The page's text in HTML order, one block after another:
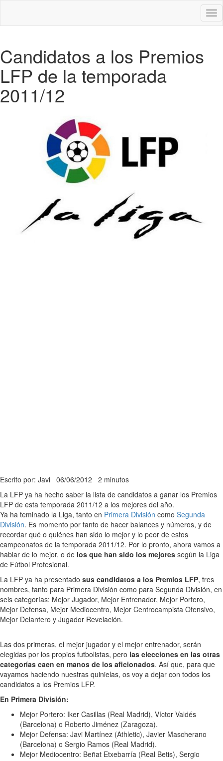
Candidatos a los Premios
LFP de la temporada
2011/12
Escrito por: Javi 06/06/2012 2 minutos
La LFP ya ha hecho saber la lista de candidatos a ganar los Premios
LFP de esta temporada 2011/12 a los mejores del año.
Ya ha teminado la Liga, tanto en Primera División como Segunda
División. Es momento por tanto de hacer balances y números, y de
recordar qué o quiénes han sido lo mejor y lo peor de estos
campeonatos de la temporada 2011/12. Por lo pronto, ahora vamos a
hablar de lo mejor, o de los que han sido los mejores según la Liga
de Fútbol Profesional.
La LFP ya ha presentado sus candidatos a los Premios LFP, tres
nombres, tanto para Primera División como para Segunda División, en
seis categorías: Mejor Jugador, Mejor Entrenador, Mejor Portero,
Mejor Defensa, Mejor Mediocentro, Mejor Centrocampista Ofensivo,
Mejor Delantero y Jugador Revelación.
Las dos primeras, el mejor jugador y el mejor entrenador, serán
elegidas por los propios futbolistas, pero las elecciones en las otras
categorías caen en manos de los aficionados. Así que, para que
vayamos haciendo nuestras quinielas, os voy a dejar con todos los
candidatos a los Premios LFP.
En Primera División:
Mejor Portero: Iker Casillas (Real Madrid), Víctor Valdés
(Barcelona) o Roberto Jiménez (Zaragoza).
Mejor Defensa: Javi Martínez (Athletic), Javier Mascherano
(Barcelona) o Sergio Ramos (Real Madrid).
Mejor Mediocentro: Beñat Etxebarría (Real Betis), Sergio